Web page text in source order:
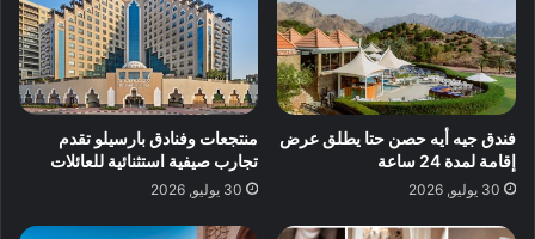
فندق جيه أيه حصن حتا يطلق عرض
إقامة لمدة 24 ساعة
30 يوليو, 2026
منتجعات وفنادق بارسيلو تقدم
تجارب صيفية استثنائية للعائلات
30 يوليو, 2026